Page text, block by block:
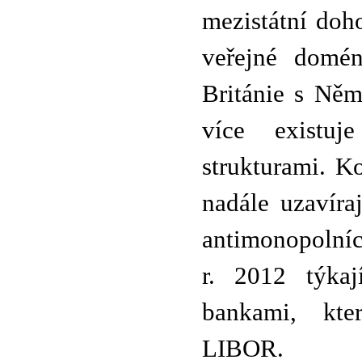
mezistátní
veřejné
Británie s
více
strukturami.
nadále
r. 2012
bankami,
LIBOR.